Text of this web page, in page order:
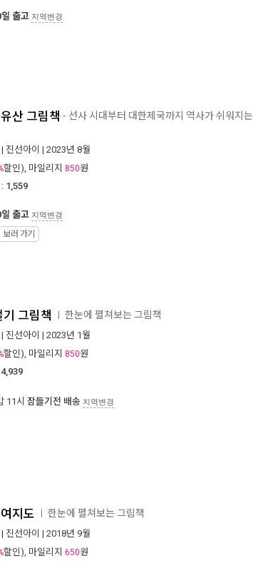
출고 지역변경
산 그림책 - 선사 시대부터 대한제국까지 역사가 쉬워지는
진선아이 | 2023년 8월
할인), 마일리지 850원
1,559
출고 지역변경
보러 가기
그림책 한눈에 펼쳐보는 그림책
진선아이 | 2023년 1월
할인), 마일리지 850원
4,939
11시 잠들기전 배송 지역변경
지도 한눈에 펼쳐보는 그림책
진선아이 | 2018년 9월
할인), 마일리지 650원